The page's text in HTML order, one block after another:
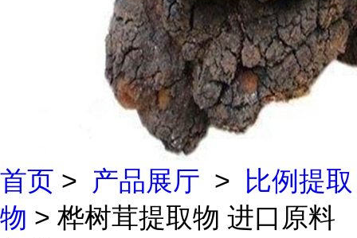
首页 > 产品展厅 >
比例提取
物 > 桦树茸提取物 进口原料